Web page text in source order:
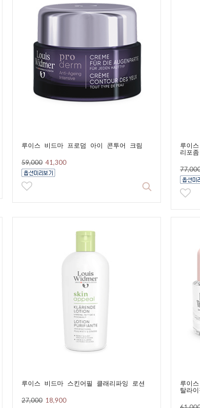
루이스 비드마 프로덤 아이 콘투어 크림
59,000 41,300
루이
리포좀
루이스 비드마 스킨어필 클래리파잉 로션
27,000 18,900
루이
탈라이